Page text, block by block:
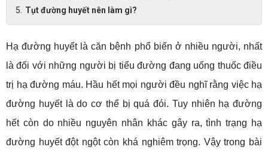
Tụt đường huyết nên làm gì?
Hạ đường huyết là căn bệnh phổ biến ở nhiều người, nhất
là đối với những người bị tiểu đường đang uống thuốc điều
trị hạ đường máu. Hầu hết mọi người đều nghĩ rằng việc hạ
đường huyết là do cơ thể bị quá đói. Tuy nhiên hạ đường
hết còn do nhiều nguyên nhân khác gây ra, tình trạng hạ
đường huyết đột ngột còn khá nghiêm trọng. Vậy trong bài